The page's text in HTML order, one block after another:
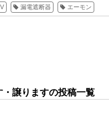
漏電遮断器 エーモン
譲りますの投稿一覧